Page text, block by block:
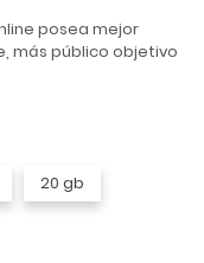
posea mejor
más público objetivo
20 gb